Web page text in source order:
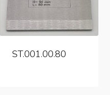
ST.001.00.80